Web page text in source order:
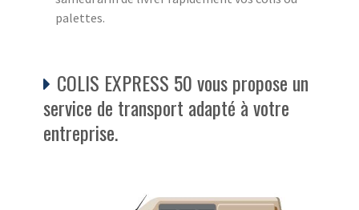
palettes.
COLIS EXPRESS 50 vous propose un
service de transport adapté à votre
entreprise.